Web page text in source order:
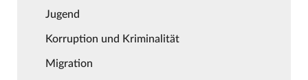
Jugend
Korruption und Kriminalität
Migration